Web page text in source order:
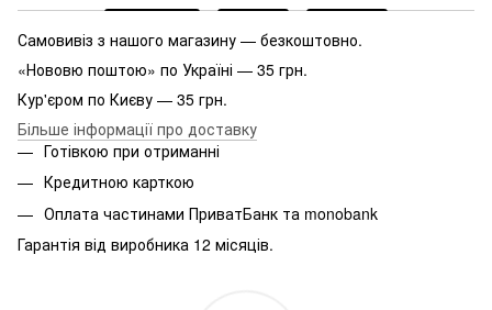
Самовивіз з нашого магазину — безкоштовно.
«Нововю поштою» по Україні — 35 грн.
Кур'єром по Києву — 35 грн.
Більше інформації про доставку
Готівкою при отриманні
Кредитною карткою
Оплата частинами ПриватБанк та monobank
Гарантія від виробника 12 місяців.